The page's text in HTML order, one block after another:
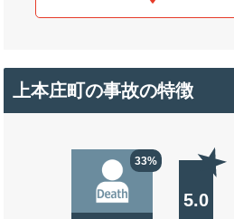
上本庄町の事故の特徴
33%
5.0